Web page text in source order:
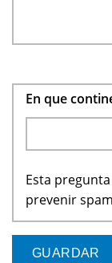
En que
Esta
prevenir